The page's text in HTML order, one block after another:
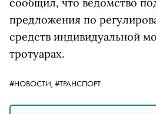
сообщил, что ведомство
предложения по
средств индивидуальной
тротуарах.
#НОВОСТИ, #ТРАНСПОРТ